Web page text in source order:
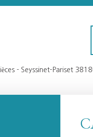
- Seyssinet-Pariset